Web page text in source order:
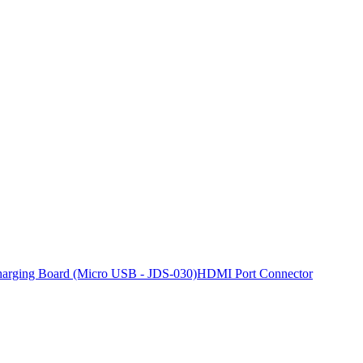
Board (Micro USB - JDS-030)HDMI Port Connector